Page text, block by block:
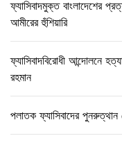
ফ্যাসিবাদমুক্ত বাংলাদেশের
আমীরের হুঁশিয়ারি
ফ্যাসিবাদবিরোধী আন্দোলনে
রহমান
পলাতক ফ্যাসিবাদের